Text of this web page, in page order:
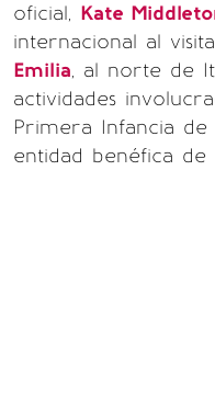
oficial, Kate
internacional al
Emilia, al norte de
actividades
Primera Infancia de
entidad benéfica de